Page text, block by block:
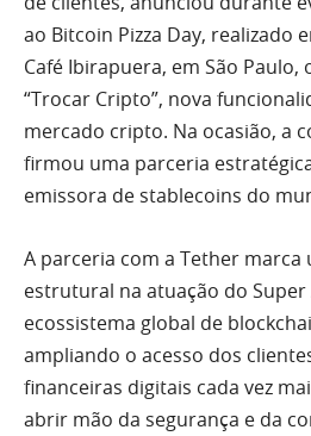
ao Bitcoin Pizza Day, realizado
Café Ibirapuera, em São Paulo,
“Trocar Cripto”, nova
mercado cripto. Na ocasião, a
firmou uma parceria
emissora de stablecoins do
A parceria com a Tether marca
estrutural na atuação do
ecossistema global de
ampliando o acesso dos
financeiras digitais cada vez
abrir mão da segurança e da